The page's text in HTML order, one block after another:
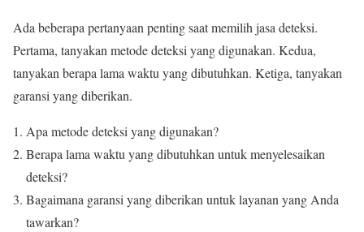
Ada beberapa pertanyaan penting saat memilih jasa deteksi.
Pertama, tanyakan metode deteksi yang digunakan. Kedua,
tanyakan berapa lama waktu yang dibutuhkan. Ketiga, tanyakan
garansi yang diberikan.
Apa metode deteksi yang digunakan?
Berapa lama waktu yang dibutuhkan untuk menyelesaikan
deteksi?
Bagaimana garansi yang diberikan untuk layanan yang Anda
tawarkan?